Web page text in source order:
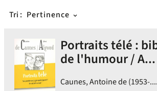
Tri : Pertinence
Portraits télé :
de l'humour / A...
Caunes, Antoine de (1953-